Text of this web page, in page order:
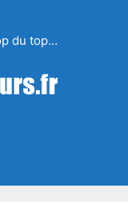
du top…